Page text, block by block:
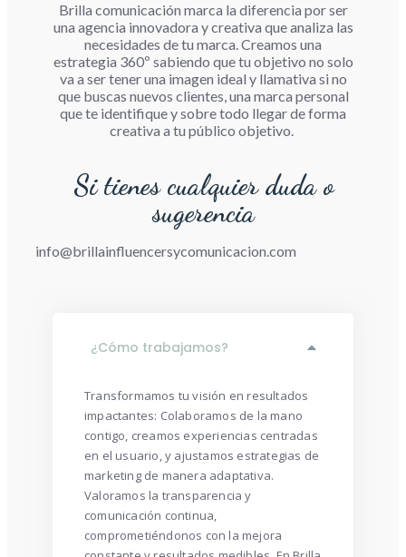
Brilla comunicación marca la diferencia por ser
una agencia innovadora y creativa que analiza las
necesidades de tu marca. Creamos una
estrategia 360º sabiendo que tu objetivo no solo
va a ser tener una imagen ideal y llamativa si no
que buscas nuevos clientes, una marca personal
que te identifique y sobre todo llegar de forma
creativa a tu público objetivo.
Si tienes cualquier duda o
sugerencia
info@brillainfluencersycomunicacion.com
¿Cómo trabajamos?
Transformamos tu visión en resultados
impactantes: Colaboramos de la mano
contigo, creamos experiencias centradas
en el usuario, y ajustamos estrategias de
marketing de manera adaptativa.
Valoramos la transparencia y
comunicación continua,
comprometiéndonos con la mejora